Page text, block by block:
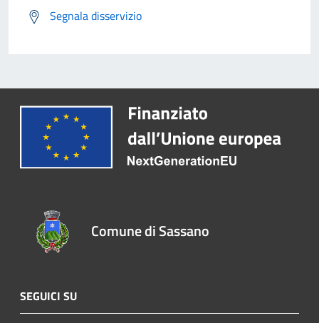
Segnala disservizio
Comune di Sassano
SEGUICI SU